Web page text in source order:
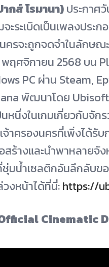
กส์ โรมานา)ประกาศ
ะระเบิดเป็นเพลงประ
รจะถูกจดจำในลักษณ
พฤศจิกายน 2568 บน
PC ผ่าน Steam,
พัฒนาโดย
หนึ่งในเกมเกี่ยวกับจั
จ้าครองนครที่เพิ่งได้
ร้างและนำพาหลายจั
มน้ำเซลติกอันลึกลับข
งหน้าได้ที่นี่:https://
Cinematic